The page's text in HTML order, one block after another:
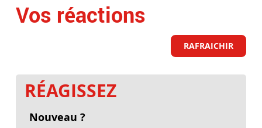
Vos réactions
RAFRAICHIR
RÉAGISSEZ
Nouveau ?